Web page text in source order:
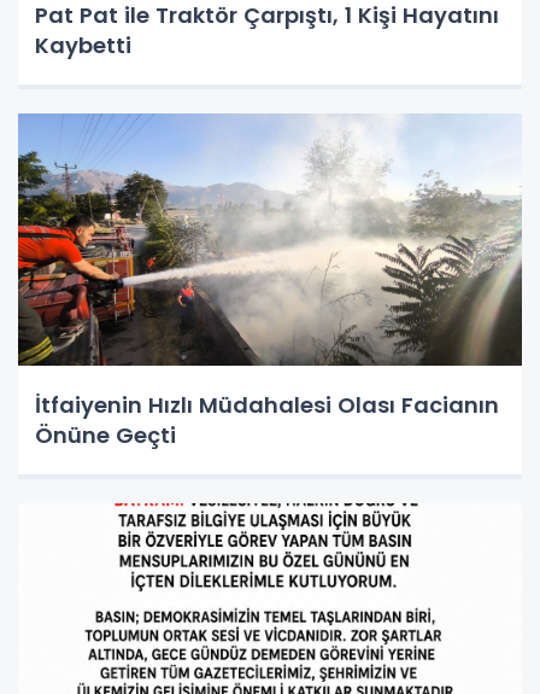
Pat Pat ile Traktör Çarpıştı, 1 Kişi Hayatını
Kaybetti
İtfaiyenin Hızlı Müdahalesi Olası Facianın
Önüne Geçti